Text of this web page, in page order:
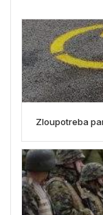
Zloupotreba